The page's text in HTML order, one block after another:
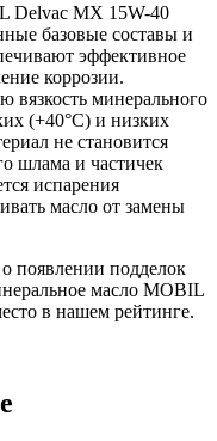
Delvac MX 15W-40
базовые составы и
эффективное
коррозии.
вязкость минерального
(+40°С) и низких
не становится
шлама и частичек
испарения
масло от замены
появлении подделок
масло MOBIL
в нашем рейтинге.